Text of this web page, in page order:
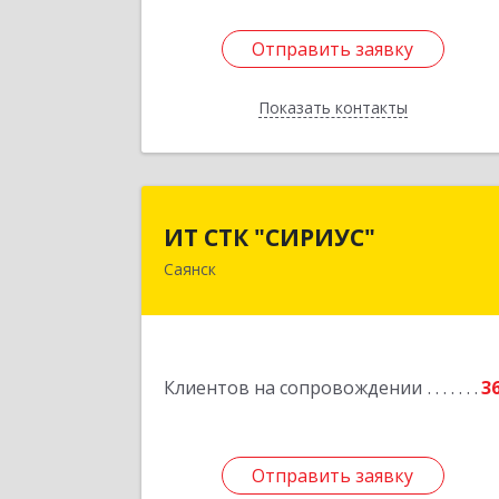
Отправить заявку
Показать контакты
Отправить заявку
Назад
ИТ СТК "СИРИУС"
Саянск
Клиентов на сопровождении
Отправить заявку
Отправить заявку